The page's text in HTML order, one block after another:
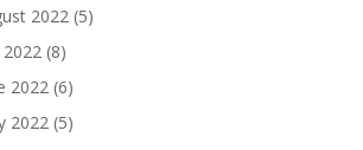
2022 (5)
2022 (8)
2022 (6)
2022 (5)